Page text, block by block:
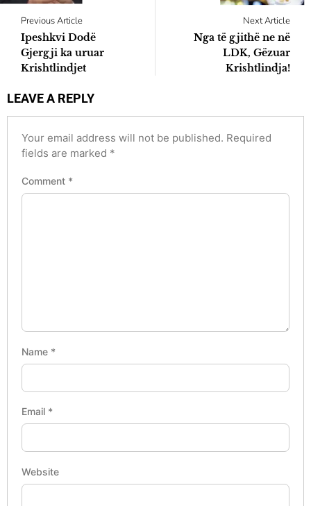
Previous Article
Ipeshkvi Dodë
Gjergji ka uruar
Krishtlindjet
Next Article
Nga të gjithë ne në
LDK, Gëzuar
Krishtlindja!
LEAVE A REPLY
Your email address will not be published. Required
fields are marked *
Comment *
Name *
Email *
Website